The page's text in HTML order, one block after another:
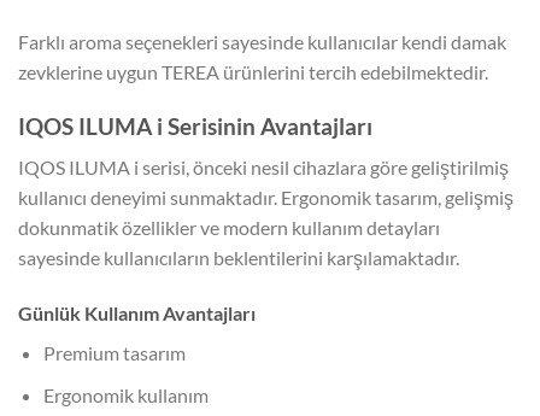
Farklı aroma seçenekleri sayesinde kullanıcılar kendi damak
zevklerine uygun TEREA ürünlerini tercih edebilmektedir.
IQOS ILUMA i Serisinin Avantajları
IQOS ILUMA i serisi, önceki nesil cihazlara göre geliştirilmiş
kullanıcı deneyimi sunmaktadır. Ergonomik tasarım, gelişmiş
dokunmatik özellikler ve modern kullanım detayları
sayesinde kullanıcıların beklentilerini karşılamaktadır.
Günlük Kullanım Avantajları
Premium tasarım
Ergonomik kullanım